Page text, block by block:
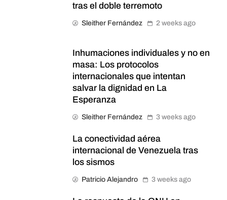
tras el doble terremoto
Sleither Fernández 2 weeks ago
Inhumaciones individuales y no en
masa: Los protocolos
internacionales que intentan
salvar la dignidad en La
Esperanza
Sleither Fernández 3 weeks ago
La conectividad aérea
internacional de Venezuela tras
los sismos
Patricio Alejandro 3 weeks ago